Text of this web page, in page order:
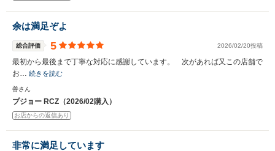
余は満足ぞよ
総合評価 5 2026/02/20投稿
最初から最後まで丁寧な対応に感謝しています。 次があれば又この店舗で
お… 続きを読む
善さん
プジョー RCZ（2026/02購入）
お店からの返信あり
非常に満足しています